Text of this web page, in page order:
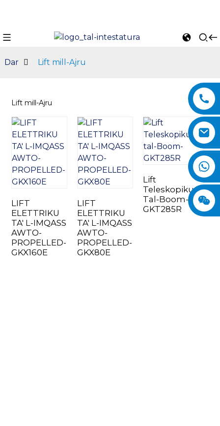
Dar Lift mill-Ajru
Lift mill-Ajru
LIFT
ELETTRIKU
TA' L-IMQASS
AWTO-
PROPELLED-
GKX160E
LIFT
ELETTRIKU
TA' L-IMQASS
AWTO-
PROPELLED-
GKX80E
Lift
Teleskopiku
Tal-Boom-
GKT285R